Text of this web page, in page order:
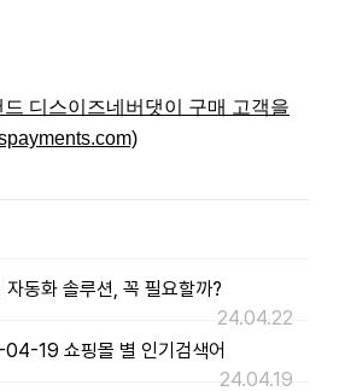
디스이즈네버댓이 구매 고객을
자동화 솔루션, 꼭 필요할까?
24.04.22
19 쇼핑몰 별 인기검색어
24.04.19